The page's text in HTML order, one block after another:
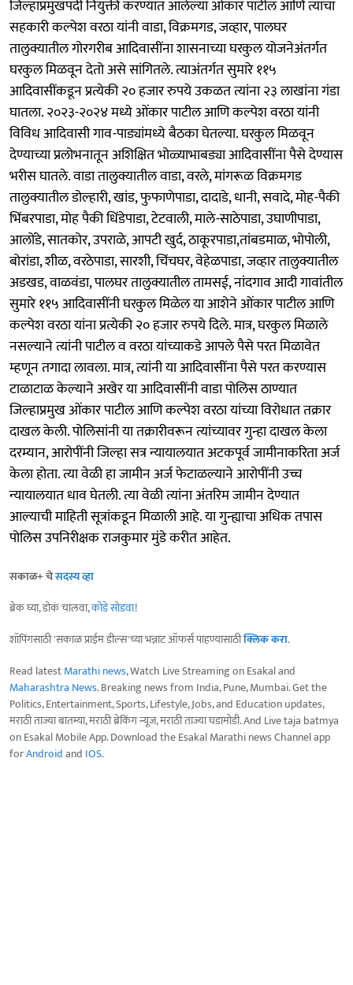
जिल्हाप्रमुखपदी नियुक्ती करण्यात आलेल्या ओंकार पाटील आणि त्याचा
सहकारी कल्पेश वरठा यांनी वाडा, विक्रमगड, जव्हार, पालघर
तालुक्यातील गोरगरीब आदिवासींना शासनाच्या घरकुल योजनेअंतर्गत
घरकुल मिळवून देतो असे सांगितले. त्याअंतर्गत सुमारे ११५
आदिवासींकडून प्रत्येकी २० हजार रुपये उकळत त्यांना २३ लाखांना गंडा
घातला. २०२३-२०२४ मध्ये ओंकार पाटील आणि कल्पेश वरठा यांनी
विविध आदिवासी गाव-पाड्यांमध्ये बैठका घेतल्या. घरकुल मिळवून
देण्याच्या प्रलोभनातून अशिक्षित भोळ्याभाबड्या आदिवासींना पैसे देण्यास
भरीस घातले. वाडा तालुक्यातील वाडा, वरले, मांगरूळ विक्रमगड
तालुक्यातील डोल्हारी, खांड, फुफाणेपाडा, दादाडे, धानी, सवादे, मोह-पैकी
भिंबरपाडा, मोह पैकी धिंडेपाडा, टेटवाली, माले-साठेपाडा, उघाणीपाडा,
आलोंडे, सातकोर, उपराळे, आपटी खुर्द, ठाकूरपाडा,तांबडमाळ, भोपोली,
बोरांडा, शीळ, वरठेपाडा, सारशी, चिंचघर, वेहेळपाडा, जव्हार तालुक्यातील
अडखड, वाळवंडा, पालघर तालुक्यातील तामसई, नांदगाव आदी गावांतील
सुमारे ११५ आदिवासींनी घरकुल मिळेल या आशेने ओंकार पाटील आणि
कल्पेश वरठा यांना प्रत्येकी २० हजार रुपये दिले. मात्र, घरकुल मिळाले
नसल्याने त्यांनी पाटील व वरठा यांच्याकडे आपले पैसे परत मिळावेत
म्हणून तगादा लावला. मात्र, त्यांनी या आदिवासींना पैसे परत करण्यास
टाळाटाळ केल्याने अखेर या आदिवासींनी वाडा पोलिस ठाण्यात
जिल्हाप्रमुख ओंकार पाटील आणि कल्पेश वरठा यांच्या विरोधात तक्रार
दाखल केली. पोलिसांनी या तक्रारीवरून त्यांच्यावर गुन्हा दाखल केला
दरम्यान, आरोपींनी जिल्हा सत्र न्यायालयात अटकपूर्व जामीनाकरिता अर्ज
केला होता. त्या वेळी हा जामीन अर्ज फेटाळल्याने आरोपींनी उच्च
न्यायालयात धाव घेतली. त्या वेळी त्यांना अंतरिम जामीन देण्यात
आल्याची माहिती सूत्रांकडून मिळाली आहे. या गुन्ह्याचा अधिक तपास
पोलिस उपनिरीक्षक राजकुमार मुंडे करीत आहेत.
सकाळ+ चेसदस्य व्हा
ब्रेक घ्या, डोकं चालवा,कोडे सोडवा!
शॉपिंगसाठी 'सकाळ प्राईम डील्स'च्या भन्नाट ऑफर्स पाहण्यासाठीक्लिक करा.
Read latestMarathi news, Watch Live Streaming on Esakal and
Maharashtra News. Breaking news from India, Pune, Mumbai. Get the
Politics, Entertainment, Sports, Lifestyle, Jobs, and Education updates,
मराठी ताज्या बातम्या, मराठी ब्रेकिंग न्यूज, मराठी ताज्या घडामोडी. And Live taja batmya
on Esakal Mobile App. Download the Esakal Marathi news Channel app
forAndroidand IOS.